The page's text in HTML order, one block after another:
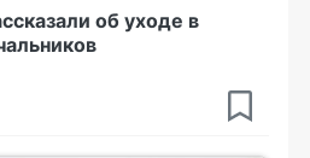
об уходе в